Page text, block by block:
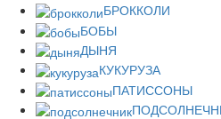
БРОККОЛИ
БОБЫ
ДЫНЯ
КУКУРУЗА
ПАТИССОНЫ